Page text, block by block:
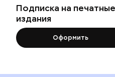
Подписка на печатные
издания
Оформить